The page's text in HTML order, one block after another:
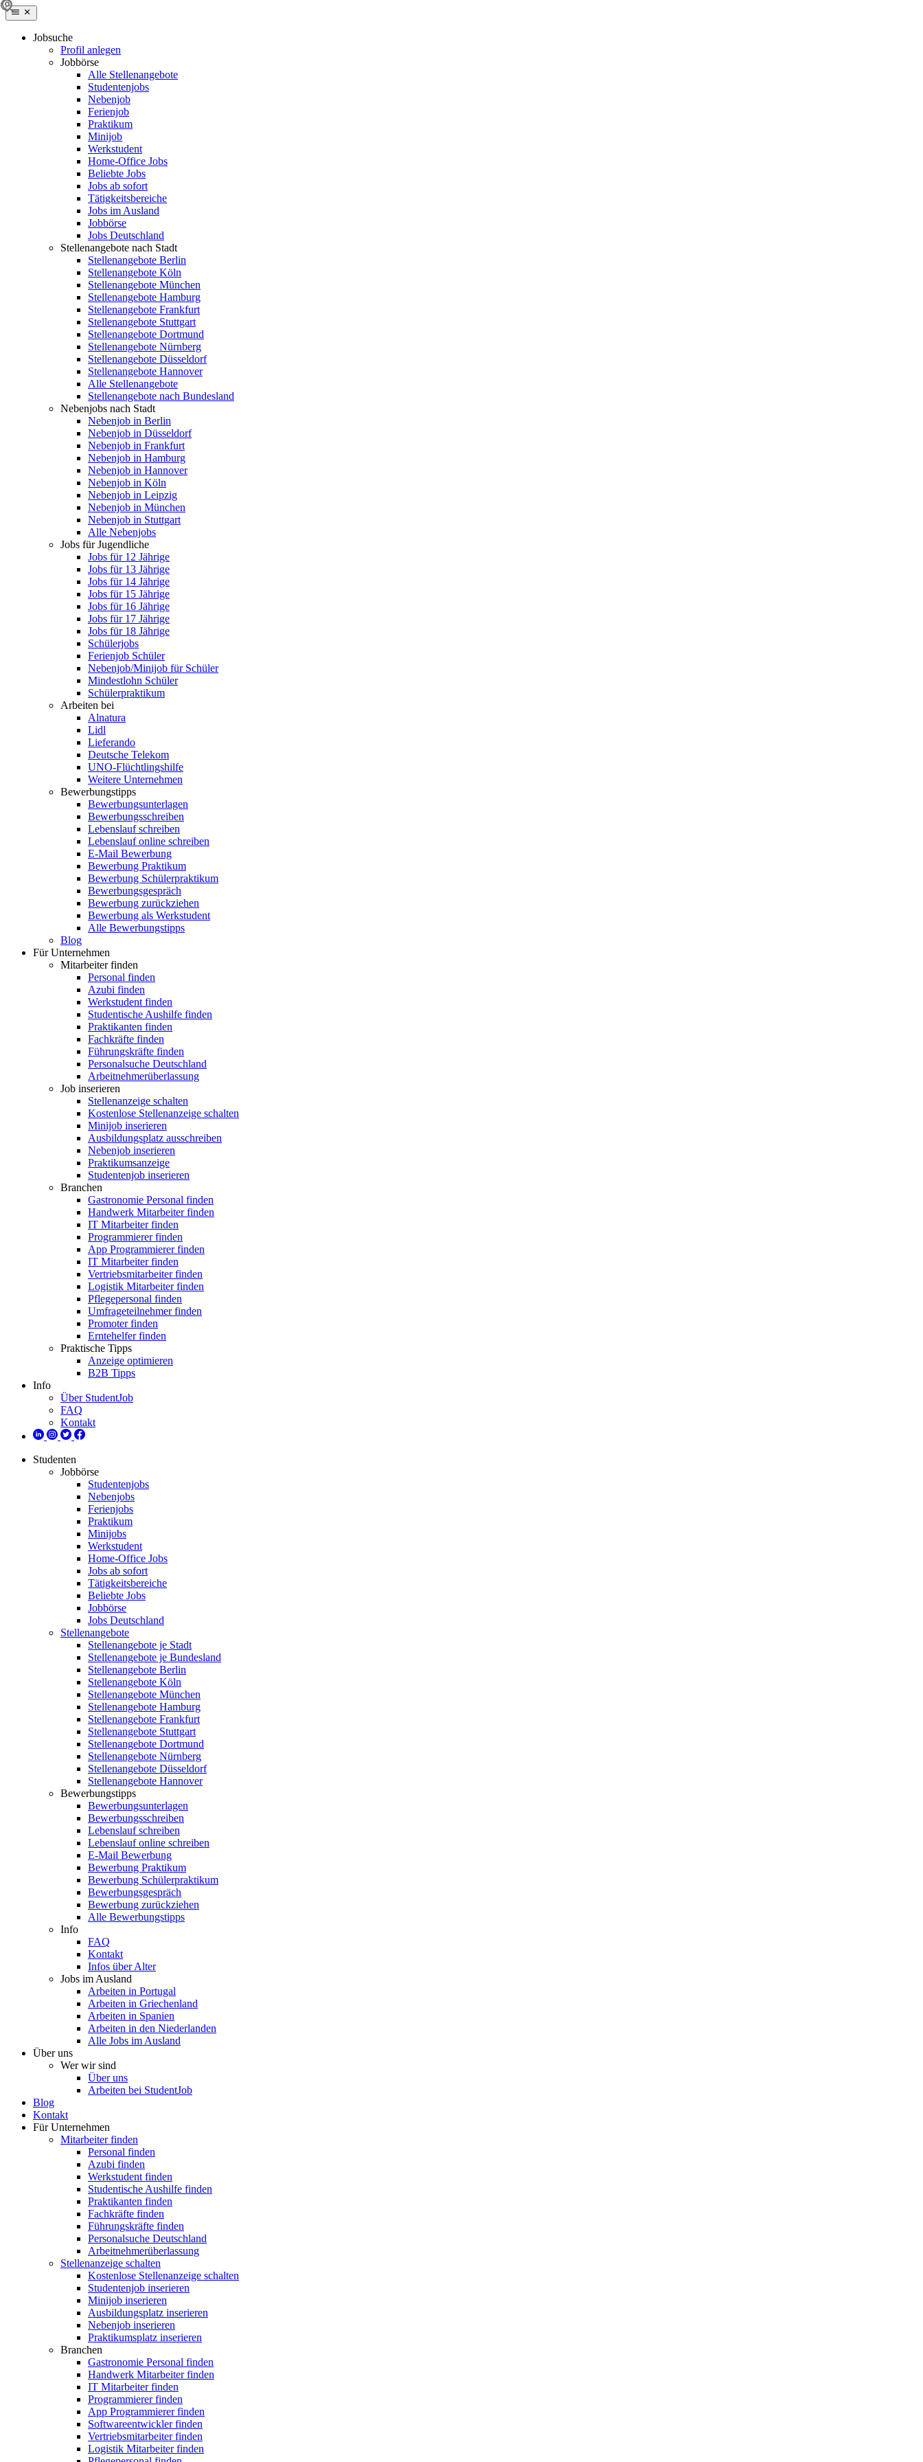
Jobsuche
Profil anlegen
Jobbörse
Alle Stellenangebote
Studentenjobs
Nebenjob
Ferienjob
Praktikum
Minijob
Werkstudent
Home-Office Jobs
Beliebte Jobs
Jobs ab sofort
Tätigkeitsbereiche
Jobs im Ausland
Jobbörse
Jobs Deutschland
Stellenangebote nach Stadt
Stellenangebote Berlin
Stellenangebote Köln
Stellenangebote München
Stellenangebote Hamburg
Stellenangebote Frankfurt
Stellenangebote Stuttgart
Stellenangebote Dortmund
Stellenangebote Nürnberg
Stellenangebote Düsseldorf
Stellenangebote Hannover
Alle Stellenangebote
Stellenangebote nach Bundesland
Nebenjobs nach Stadt
Nebenjob in Berlin
Nebenjob in Düsseldorf
Nebenjob in Frankfurt
Nebenjob in Hamburg
Nebenjob in Hannover
Nebenjob in Köln
Nebenjob in Leipzig
Nebenjob in München
Nebenjob in Stuttgart
Alle Nebenjobs
Jobs für Jugendliche
Jobs für 12 Jährige
Jobs für 13 Jährige
Jobs für 14 Jährige
Jobs für 15 Jährige
Jobs für 16 Jährige
Jobs für 17 Jährige
Jobs für 18 Jährige
Schülerjobs
Ferienjob Schüler
Nebenjob/Minijob für Schüler
Mindestlohn Schüler
Schülerpraktikum
Arbeiten bei
Alnatura
Lidl
Lieferando
Deutsche Telekom
UNO-Flüchtlingshilfe
Weitere Unternehmen
Bewerbungstipps
Bewerbungsunterlagen
Bewerbungsschreiben
Lebenslauf schreiben
Lebenslauf online schreiben
E-Mail Bewerbung
Bewerbung Praktikum
Bewerbung Schülerpraktikum
Bewerbungsgespräch
Bewerbung zurückziehen
Bewerbung als Werkstudent
Alle Bewerbungstipps
Blog
Für Unternehmen
Mitarbeiter finden
Personal finden
Azubi finden
Werkstudent finden
Studentische Aushilfe finden
Praktikanten finden
Fachkräfte finden
Führungskräfte finden
Personalsuche Deutschland
Arbeitnehmerüberlassung
Job inserieren
Stellenanzeige schalten
Kostenlose Stellenanzeige schalten
Minijob inserieren
Ausbildungsplatz ausschreiben
Nebenjob inserieren
Praktikumsanzeige
Studentenjob inserieren
Branchen
Gastronomie Personal finden
Handwerk Mitarbeiter finden
IT Mitarbeiter finden
Programmierer finden
App Programmierer finden
IT Mitarbeiter finden
Vertriebsmitarbeiter finden
Logistik Mitarbeiter finden
Pflegepersonal finden
Umfrageteilnehmer finden
Promoter finden
Erntehelfer finden
Praktische Tipps
Anzeige optimieren
B2B Tipps
Info
Über StudentJob
FAQ
Kontakt
Studenten
Jobbörse
Studentenjobs
Nebenjobs
Ferienjobs
Praktikum
Minijobs
Werkstudent
Home-Office Jobs
Jobs ab sofort
Tätigkeitsbereiche
Beliebte Jobs
Jobbörse
Jobs Deutschland
Stellenangebote
Stellenangebote je Stadt
Stellenangebote je Bundesland
Stellenangebote Berlin
Stellenangebote Köln
Stellenangebote München
Stellenangebote Hamburg
Stellenangebote Frankfurt
Stellenangebote Stuttgart
Stellenangebote Dortmund
Stellenangebote Nürnberg
Stellenangebote Düsseldorf
Stellenangebote Hannover
Bewerbungstipps
Bewerbungsunterlagen
Bewerbungsschreiben
Lebenslauf schreiben
Lebenslauf online schreiben
E-Mail Bewerbung
Bewerbung Praktikum
Bewerbung Schülerpraktikum
Bewerbungsgespräch
Bewerbung zurückziehen
Alle Bewerbungstipps
Info
FAQ
Kontakt
Infos über Alter
Jobs im Ausland
Arbeiten in Portugal
Arbeiten in Griechenland
Arbeiten in Spanien
Arbeiten in den Niederlanden
Alle Jobs im Ausland
Über uns
Wer wir sind
Über uns
Arbeiten bei StudentJob
Blog
Kontakt
Für Unternehmen
Mitarbeiter finden
Personal finden
Azubi finden
Werkstudent finden
Studentische Aushilfe finden
Praktikanten finden
Fachkräfte finden
Führungskräfte finden
Personalsuche Deutschland
Arbeitnehmerüberlassung
Stellenanzeige schalten
Kostenlose Stellenanzeige schalten
Studentenjob inserieren
Minijob inserieren
Ausbildungsplatz inserieren
Nebenjob inserieren
Praktikumsplatz inserieren
Branchen
Gastronomie Personal finden
Handwerk Mitarbeiter finden
IT Mitarbeiter finden
Programmierer finden
App Programmierer finden
Softwareentwickler finden
Vertriebsmitarbeiter finden
Logistik Mitarbeiter finden